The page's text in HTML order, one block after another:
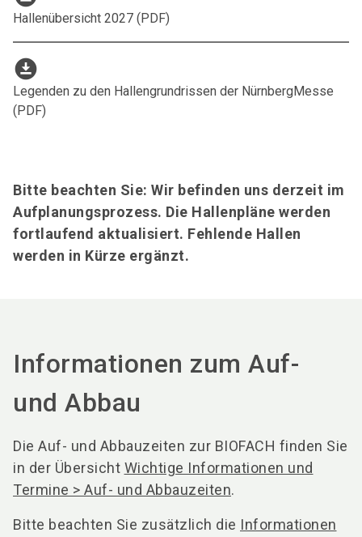
Hallenübersicht 2027 (PDF)
download_for_offline
Legenden zu den Hallengrundrissen der NürnbergMesse
(PDF)
Bitte beachten Sie: Wir befinden uns derzeit im
Aufplanungsprozess. Die Hallenpläne werden
fortlaufend aktualisiert. Fehlende Hallen
werden in Kürze ergänzt.
Informationen zum Auf-
und Abbau
Die Auf- und Abbauzeiten zur BIOFACH finden Sie
in der Übersicht Wichtige Informationen und
Termine > Auf- und Abbauzeiten.
Bitte beachten Sie zusätzlich die Informationen